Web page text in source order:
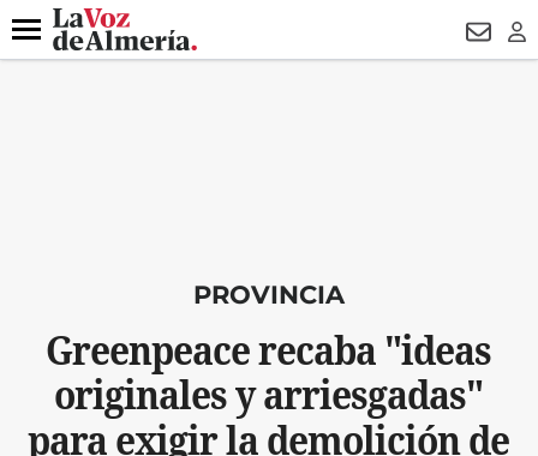
DESTACADO
Menú
PROVINCIA
Greenpeace recaba "ideas
originales y arriesgadas"
para exigir la demolición de